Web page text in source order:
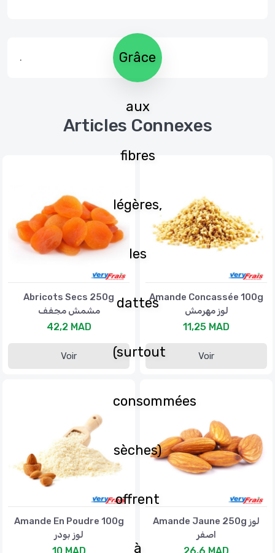
Grâce
aux
fibres
légères,
les
dattes
(surtout
consommées
sèches)
offrent
à
.
Articles Connexes
Abricots Secs 250g
مشمش مجفف
42,2 MAD
Voir
Amande Concassée 100g
لوز مهرمش
11,25 MAD
Voir
Amande En Poudre 100g
لوز بودر
Amande Jaune 250g لوز
اصفر